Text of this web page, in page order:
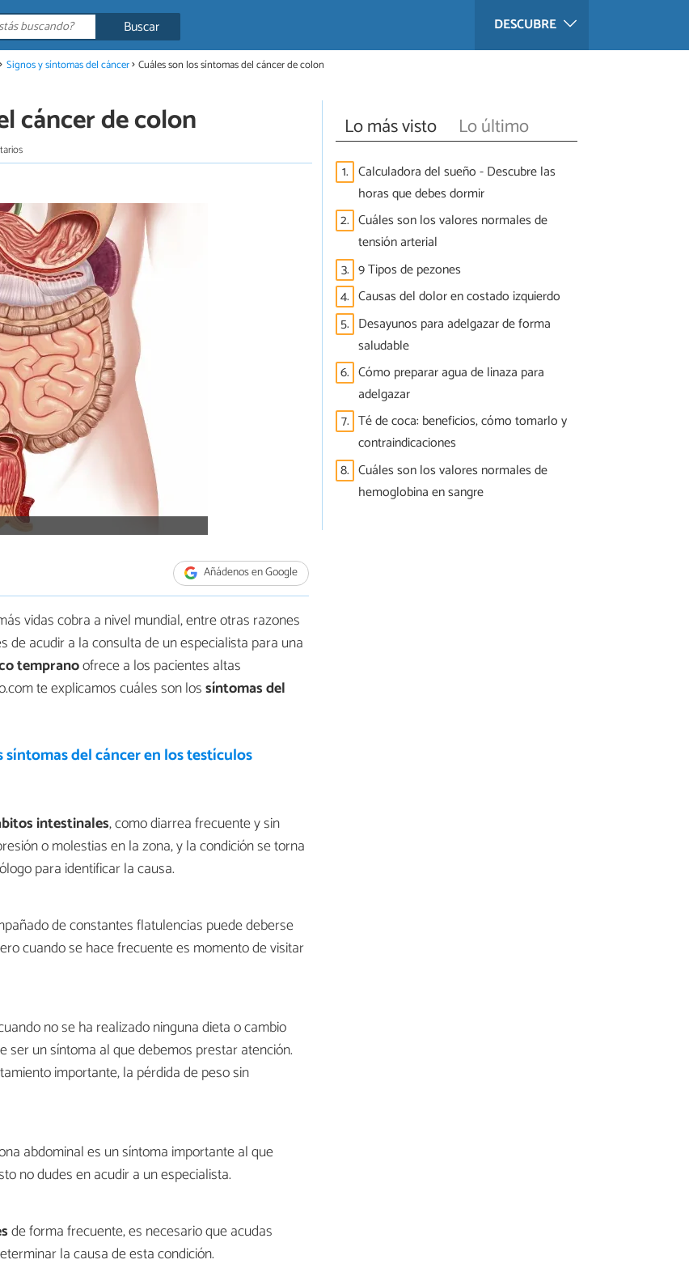
DESCUBRE
Buscar
Signos y síntomas del cáncer Cuáles son los síntomas del cáncer de colon
cáncer de colon
Añádenos en Google
vidas cobra a nivel mundial, entre otras razones
acudir a la consulta de un especialista para una
tempranoofrece a los pacientes altas
te explicamos cuáles son lossíntomas del
síntomas del cáncer en los testículos
intestinales, como diarrea frecuente y sin
o molestias en la zona, y la condición se torna
para identificar la causa.
de constantes flatulencias puede deberse
cuando se hace frecuente es momento de visitar
no se ha realizado ninguna dieta o cambio
ser un síntoma al que debemos prestar atención.
importante, la pérdida de peso sin
abdominal es un síntoma importante al que
no dudes en acudir a un especialista.
de forma frecuente, es necesario que acudas
la causa de esta condición.
Lo más visto Lo último
1. Calculadora del sueño - Descubre las
horas que debes dormir
2. Cuáles son los valores normales de
tensión arterial
3. 9 Tipos de pezones
4. Causas del dolor en costado izquierdo
5. Desayunos para adelgazar de forma
saludable
6. Cómo preparar agua de linaza para
adelgazar
7. Té de coca: beneficios, cómo tomarlo y
contraindicaciones
8. Cuáles son los valores normales de
hemoglobina en sangre